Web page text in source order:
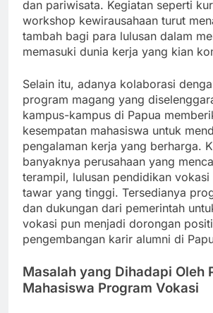
dan pariwisata. Kegiatan seperti
workshop kewirausahaan turut
tambah bagi para lulusan dalam
memasuki dunia kerja yang kian
Selain itu, adanya kolaborasi
program magang yang
kampus-kampus di Papua
kesempatan mahasiswa untuk
pengalaman kerja yang berharga.
banyaknya perusahaan yang
terampil, lulusan pendidikan vokasi
tawar yang tinggi. Tersedianya
dan dukungan dari pemerintah
vokasi pun menjadi dorongan
pengembangan karir alumni di
Masalah yang Dihadapi Oleh
Mahasiswa Program Vokasi